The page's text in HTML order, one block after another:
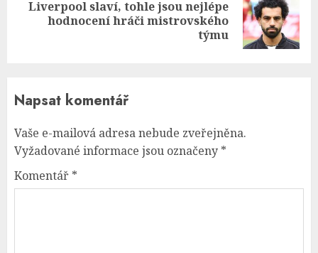
Next
Liverpool slaví, tohle jsou nejlépe
hodnocení hráči mistrovského
týmu
Napsat komentář
Vaše e-mailová adresa nebude zveřejněna.
Vyžadované informace jsou označeny *
Komentář *